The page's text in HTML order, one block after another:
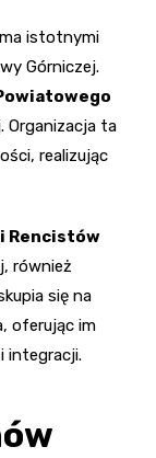
istotnymi
Górniczej.
Organizacja ta
realizując
Rencistów
również
się na
oferując im
integracji.